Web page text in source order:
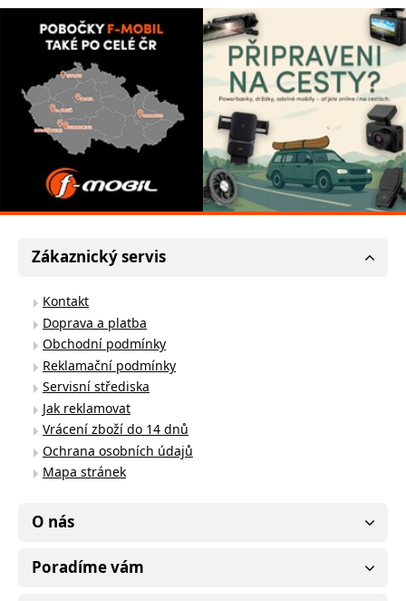
Zákaznický servis
Kontakt
Doprava a platba
Obchodní podmínky
Reklamační podmínky
Servisní střediska
Jak reklamovat
Vrácení zboží do 14 dnů
Ochrana osobních údajů
Mapa stránek
O nás
Poradíme vám